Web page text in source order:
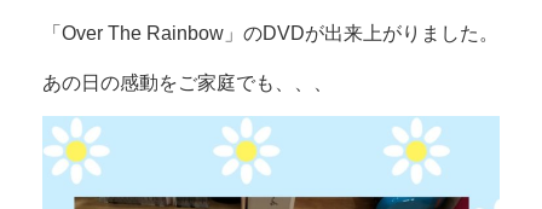
「Over The Rainbow」のDVDが出来上がりました。
あの日の感動をご家庭でも、、、